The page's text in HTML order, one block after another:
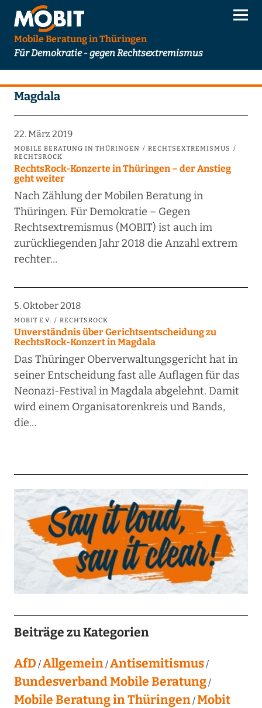
Mobile Beratung in Thüringen
Für Demokratie - gegen Rechtsextremismus
Magdala
22. März 2019
MOBILE BERATUNG IN THÜRINGEN
RECHTSEXTREMISMUS
RECHTSROCK
RechtsRock-Konzerte in Thüringen – der Anstieg
geht weiter
Nach Zählung der Mobilen Beratung in
Thüringen. Für Demokratie – Gegen
Rechtsextremismus (MOBIT) ist auch im
zurückliegenden Jahr 2018 die Anzahl extrem
rechter…
5. Oktober 2018
MOBIT E.V. RECHTSROCK
Unverständnis über Gerichtsentscheidung zu
RechtsRock-Konzert in Magdala
Das Thüringer Oberverwaltungsgericht hat in
seiner Entscheidung fast alle Auflagen für das
Neonazi-Festival in Magdala abgelehnt. Damit
wird einem Organisatorenkreis und Bands,
die…
Beiträge zu Kategorien
AfD Allgemein Antisemitismus
Bundesverband Mobile Beratung
Mobile Beratung in Thüringen Mobit